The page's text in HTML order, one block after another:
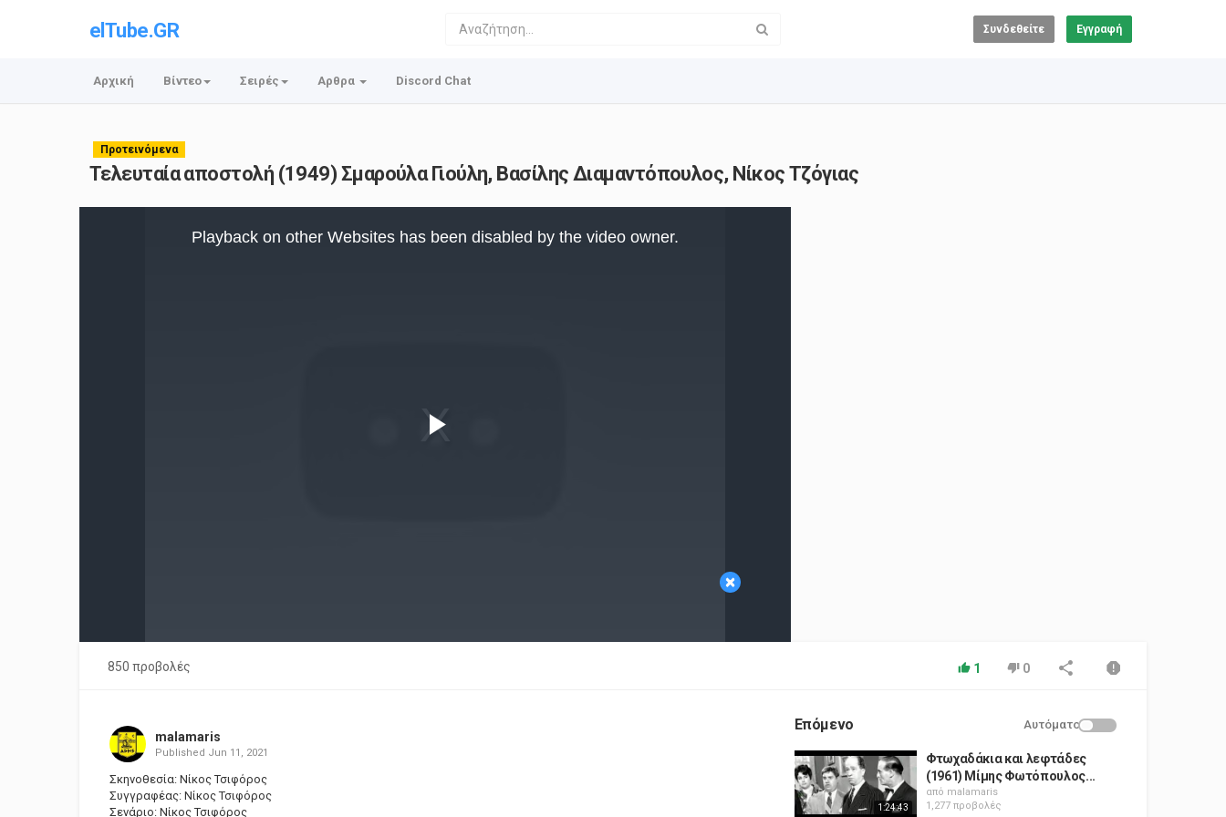
elTube.GR Συνδεθείτε Εγγραφή
Αρχική Βίντεο Σειρές Αρθρα Discord Chat
Προτεινόμενα
Τελευταία αποστολή (1949) Σμαρούλα Γιούλη, Βασίλης Διαμαντόπουλος, Νίκος Τζόγιας
×
Playback on other Websites has been disabled by the video owner.
850 προβολές 1 0
malamaris
Published Jun 11, 2021
Σκηνοθεσία: Νίκος Τσιφόρος
Συγγραφέας: Νίκος Τσιφόρος
Σενάριο: Νίκος Τσιφόρος
Επόμενο Αυτόματο
1:24:43
Φτωχαδάκια και λεφτάδες
(1961) Μίμης Φωτόπουλος...
από malamaris
1,277 προβολές